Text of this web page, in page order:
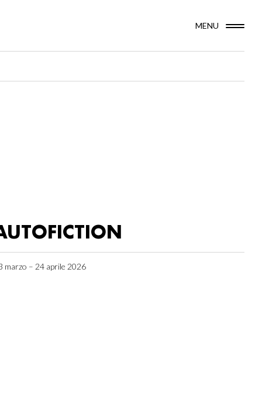
MENU
marzo – 24 aprile 2026